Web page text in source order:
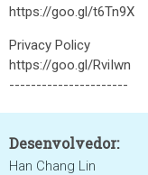
https://goo.gl/t6Tn9X
Privacy Policy
https://goo.gl/RviIwn
----------------------
Desenvolvedor:
Han Chang Lin